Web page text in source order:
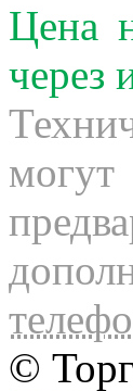
Цена
через
©